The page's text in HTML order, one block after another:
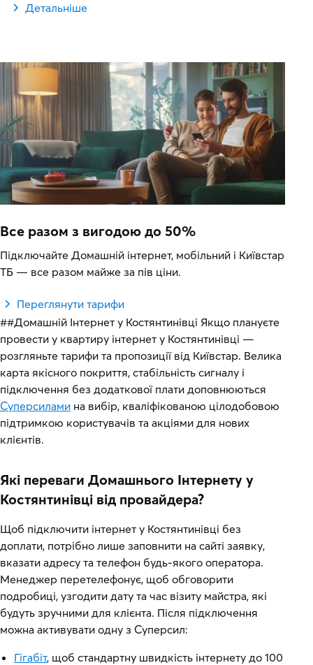
Детальніше
Все разом з вигодою до 50%
Підключайте Домашній інтернет, мобільний і Київстар
ТБ — все разом майже за пів ціни.
Переглянути тарифи
##Домашній Інтернет у Костянтинівці Якщо плануєте
провести у квартиру інтернет у Костянтинівці —
розгляньте тарифи та пропозиції від Київстар. Велика
карта якісного покриття, стабільність сигналу і
підключення без додаткової плати доповнюються
Суперсилами на вибір, кваліфікованою цілодобовою
підтримкою користувачів та акціями для нових
клієнтів.
Які переваги Домашнього Інтернету у
Костянтинівці від провайдера?
Щоб підключити інтернет у Костянтинівці без
доплати, потрібно лише заповнити на сайті заявку,
вказати адресу та телефон будь-якого оператора.
Менеджер перетелефонує, щоб обговорити
подробиці, узгодити дату та час візиту майстра, які
будуть зручними для клієнта. Після підключення
можна активувати одну з Суперсил:
Гігабіт, щоб стандартну швидкість інтернету до 100